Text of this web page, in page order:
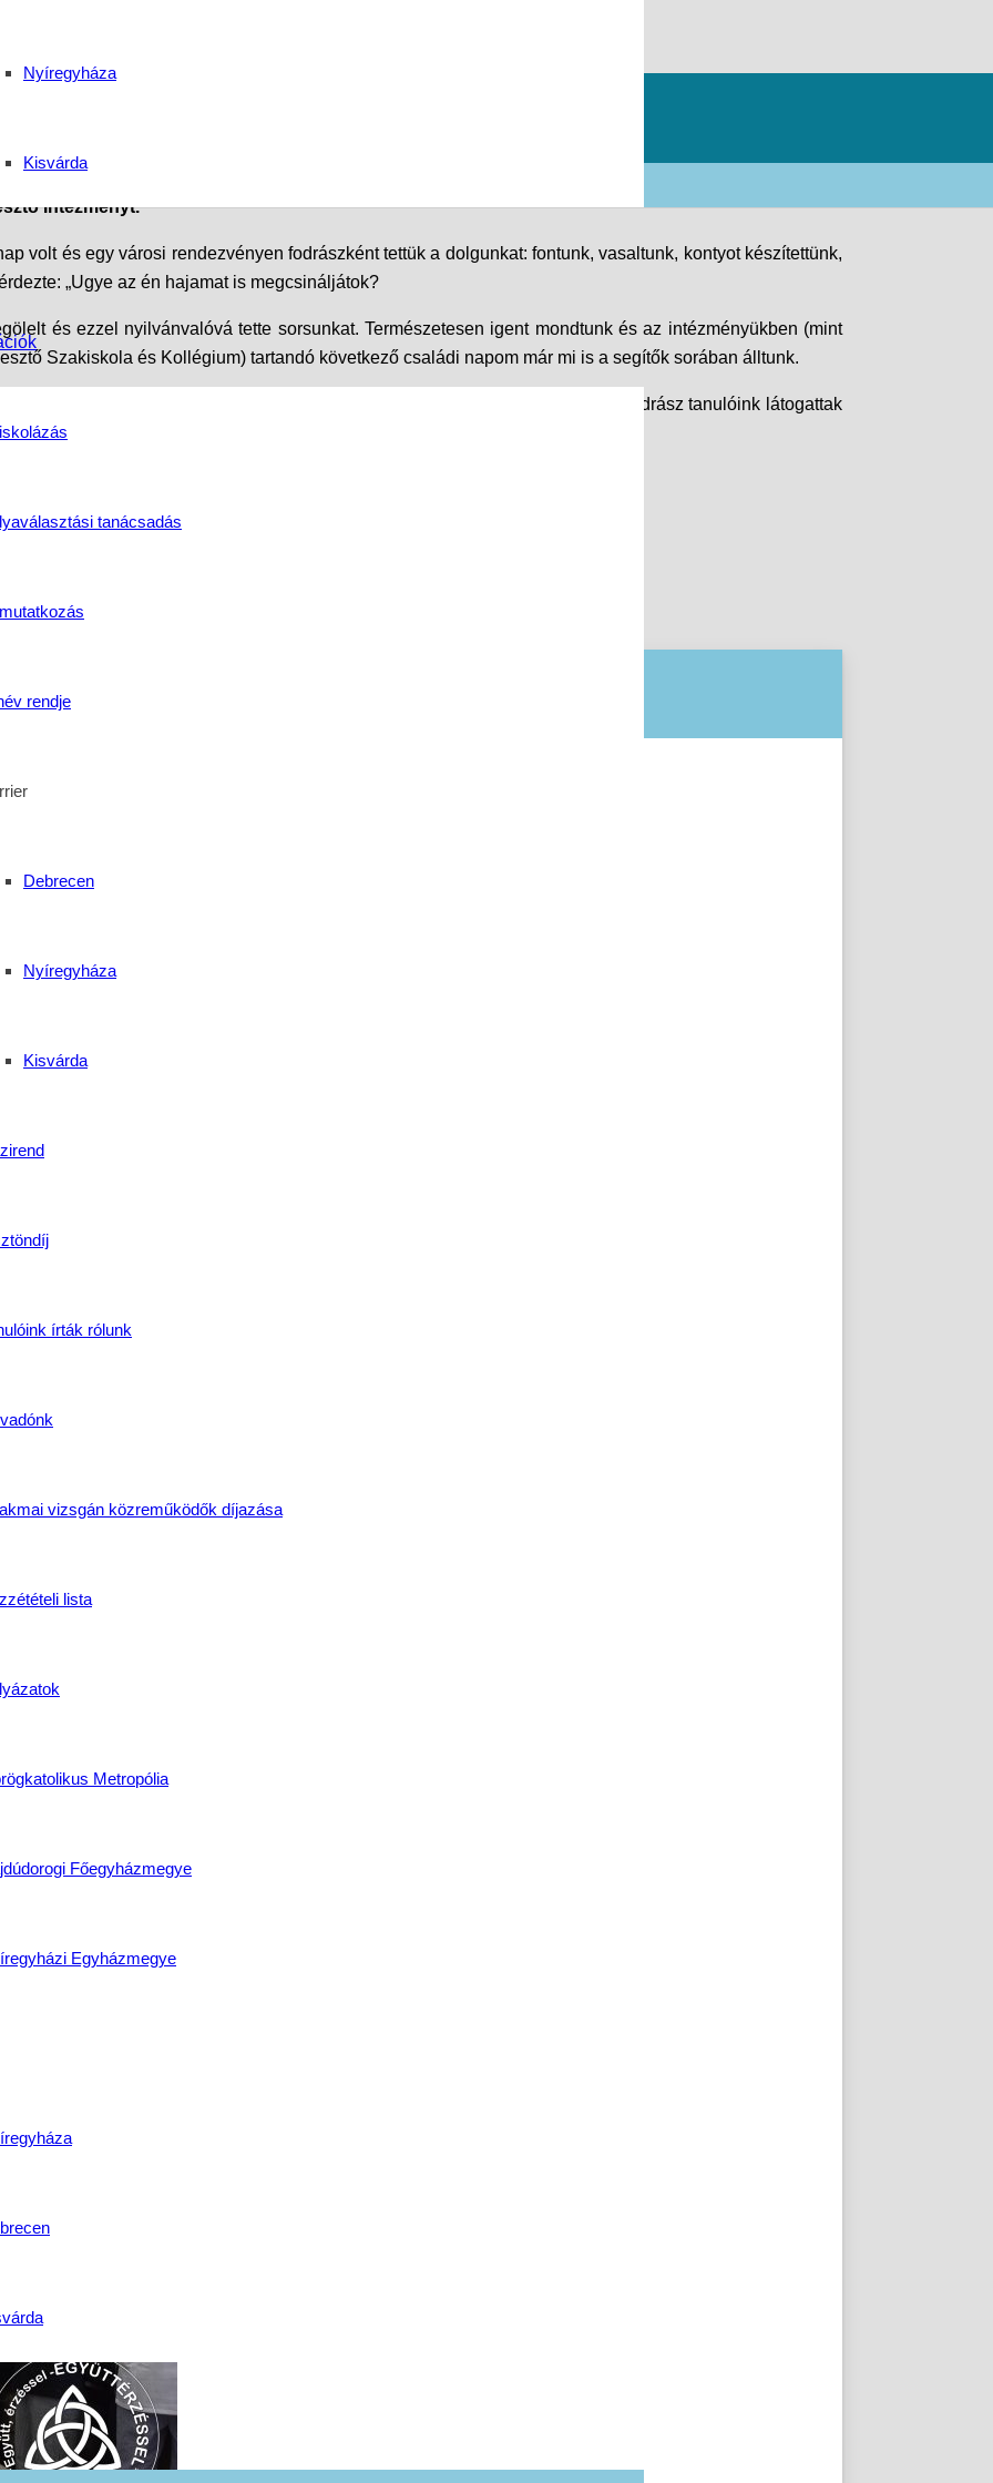
Nyíregyháza
Kisvárda
tanácsadás
rendje
Debrecen
Nyíregyháza
Kisvárda
írták rólunk
vizsgán közreműködők díjazása
lista
Metropólia
Főegyházmegye
Egyházmegye
mosoly
Középiskola
Intézményt.
volt és egy városi rendezvényen fodrászként tettük a dolgunkat: fontunk, vasaltunk, kontyot készítettünk,
„Ugye az én hajamat is megcsináljátok?
és ezzel nyilvánvalóvá tette sorsunkat. Természetesen igent mondtunk és az intézményükben (mint
Szakiskola és Kollégium) tartandó következő családi napom már mi is a segítők sorában álltunk.
a novemberi hónapban most a 13. évfolyamos esti és 14. nappali tagozatos fodrász tanulóink látogattak
Mert jónak lenni jó!
és a kitartás